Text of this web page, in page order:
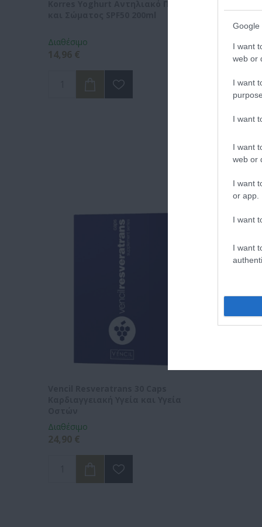
Google
I want
web or
I want
I want
I want
web or
I want
or app.
I want
I want
Διαθέσιμο
14,96 €
Διαθέσιμο
34,90 €
Διαθέσιμο
24,90 €